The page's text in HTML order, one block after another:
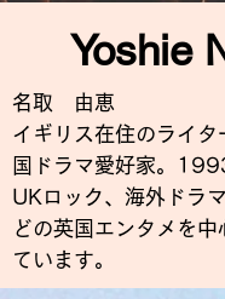
Yoshie
名取 由恵
イギリス在住のライ
国ドラマ愛好家。
UKロック、海外ドラ
どの英国エンタメを中
ています。